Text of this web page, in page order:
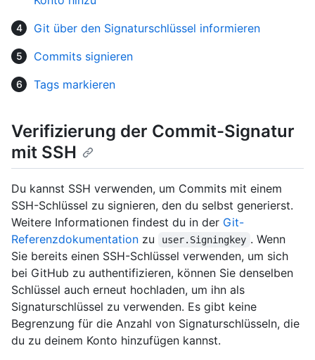
Git über den Signaturschlüssel informieren
Commits signieren
Tags markieren
Verifizierung der Commit-Signatur
mit SSH
Du kannst SSH verwenden, um Commits mit einem
SSH-Schlüssel zu signieren, den du selbst generierst.
Weitere Informationen findest du in der Git-
Referenzdokumentation zu user.Signingkey . Wenn
Sie bereits einen SSH-Schlüssel verwenden, um sich
bei GitHub zu authentifizieren, können Sie denselben
Schlüssel auch erneut hochladen, um ihn als
Signaturschlüssel zu verwenden. Es gibt keine
Begrenzung für die Anzahl von Signaturschlüsseln, die
du zu deinem Konto hinzufügen kannst.